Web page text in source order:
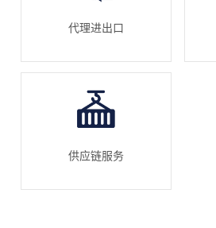
代理进出口
供应链服务